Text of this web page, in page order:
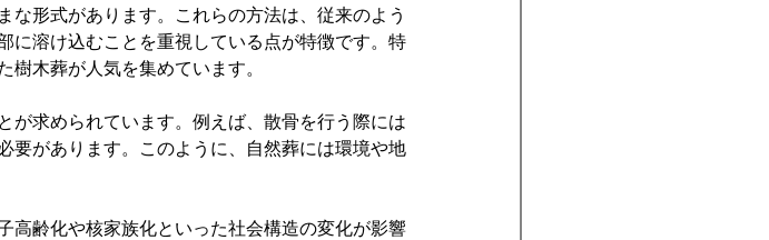
な形式があります。これらの方法は、従来のよう
に溶け込むことを重視している点が特徴です。特
樹木葬が人気を集めています。
が求められています。例えば、散骨を行う際には
要があります。このように、自然葬には環境や地
高齢化や核家族化といった社会構造の変化が影響